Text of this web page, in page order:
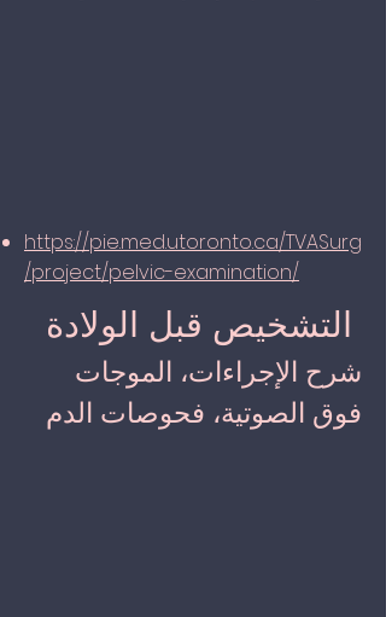
https://pie.med.utoronto.ca/TVASurg
/project/pelvic-examination/
فوق الصوتية، فحوصات الدم